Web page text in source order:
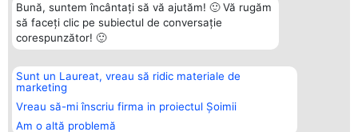
Bună, suntem încântați să vă ajutăm! 🙂 Vă rugăm
să faceți clic pe subiectul de conversație
corespunzător! 🙂
Sunt un Laureat, vreau să ridic materiale de
marketing
Vreau să-mi înscriu firma in proiectul Șoimii
Am o altă problemă
Organizator Ranking
BRIGHT SOLUTIONS BR SRL
Aleea Timisul De Sus 2 Bl. A30
Sc. A Et. 4 Ap. 13 Cod 061952
București
Plebiscyt
Lista Tuturor
Laureaților
Contact